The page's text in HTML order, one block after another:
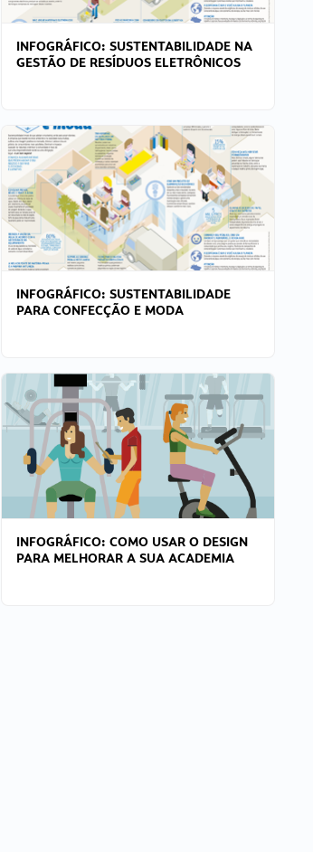
INFOGRÁFICO: SUSTENTABILIDADE NA
GESTÃO DE RESÍDUOS ELETRÔNICOS
INFOGRÁFICO: SUSTENTABILIDADE
PARA CONFECÇÃO E MODA
INFOGRÁFICO: COMO USAR O DESIGN
PARA MELHORAR A SUA ACADEMIA